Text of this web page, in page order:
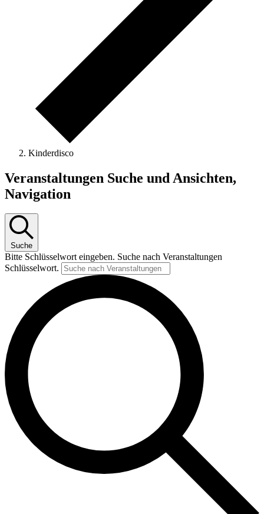
Kinderdisco
Veranstaltungen
Veranstaltungen Suche und Ansichten,
Navigation
Suche
Bitte Schlüsselwort eingeben. Suche nach Veranstaltungen
Schlüsselwort.